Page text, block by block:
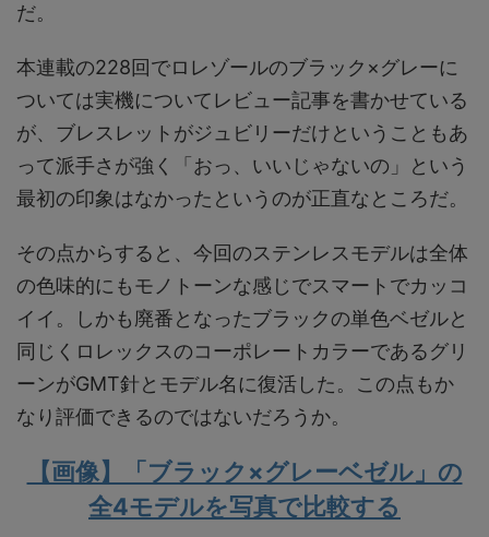
だ。
本連載の228回でロレゾールのブラック×グレーに
ついては実機についてレビュー記事を書かせている
が、ブレスレットがジュビリーだけということもあ
って派手さが強く「おっ、いいじゃないの」という
最初の印象はなかったというのが正直なところだ。
その点からすると、今回のステンレスモデルは全体
の色味的にもモノトーンな感じでスマートでカッコ
イイ。しかも廃番となったブラックの単色ベゼルと
同じくロレックスのコーポレートカラーであるグリ
ーンがGMT針とモデル名に復活した。この点もか
なり評価できるのではないだろうか。
【画像】「ブラック×グレーベゼル」の
全4モデルを写真で比較する